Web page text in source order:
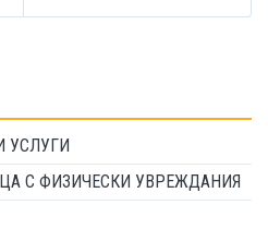
УСЛУГИ
С ФИЗИЧЕСКИ УВРЕЖДАНИЯ